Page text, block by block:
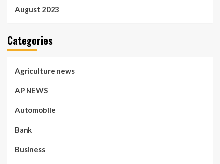
August 2023
Categories
Agriculture news
AP NEWS
Automobile
Bank
Business